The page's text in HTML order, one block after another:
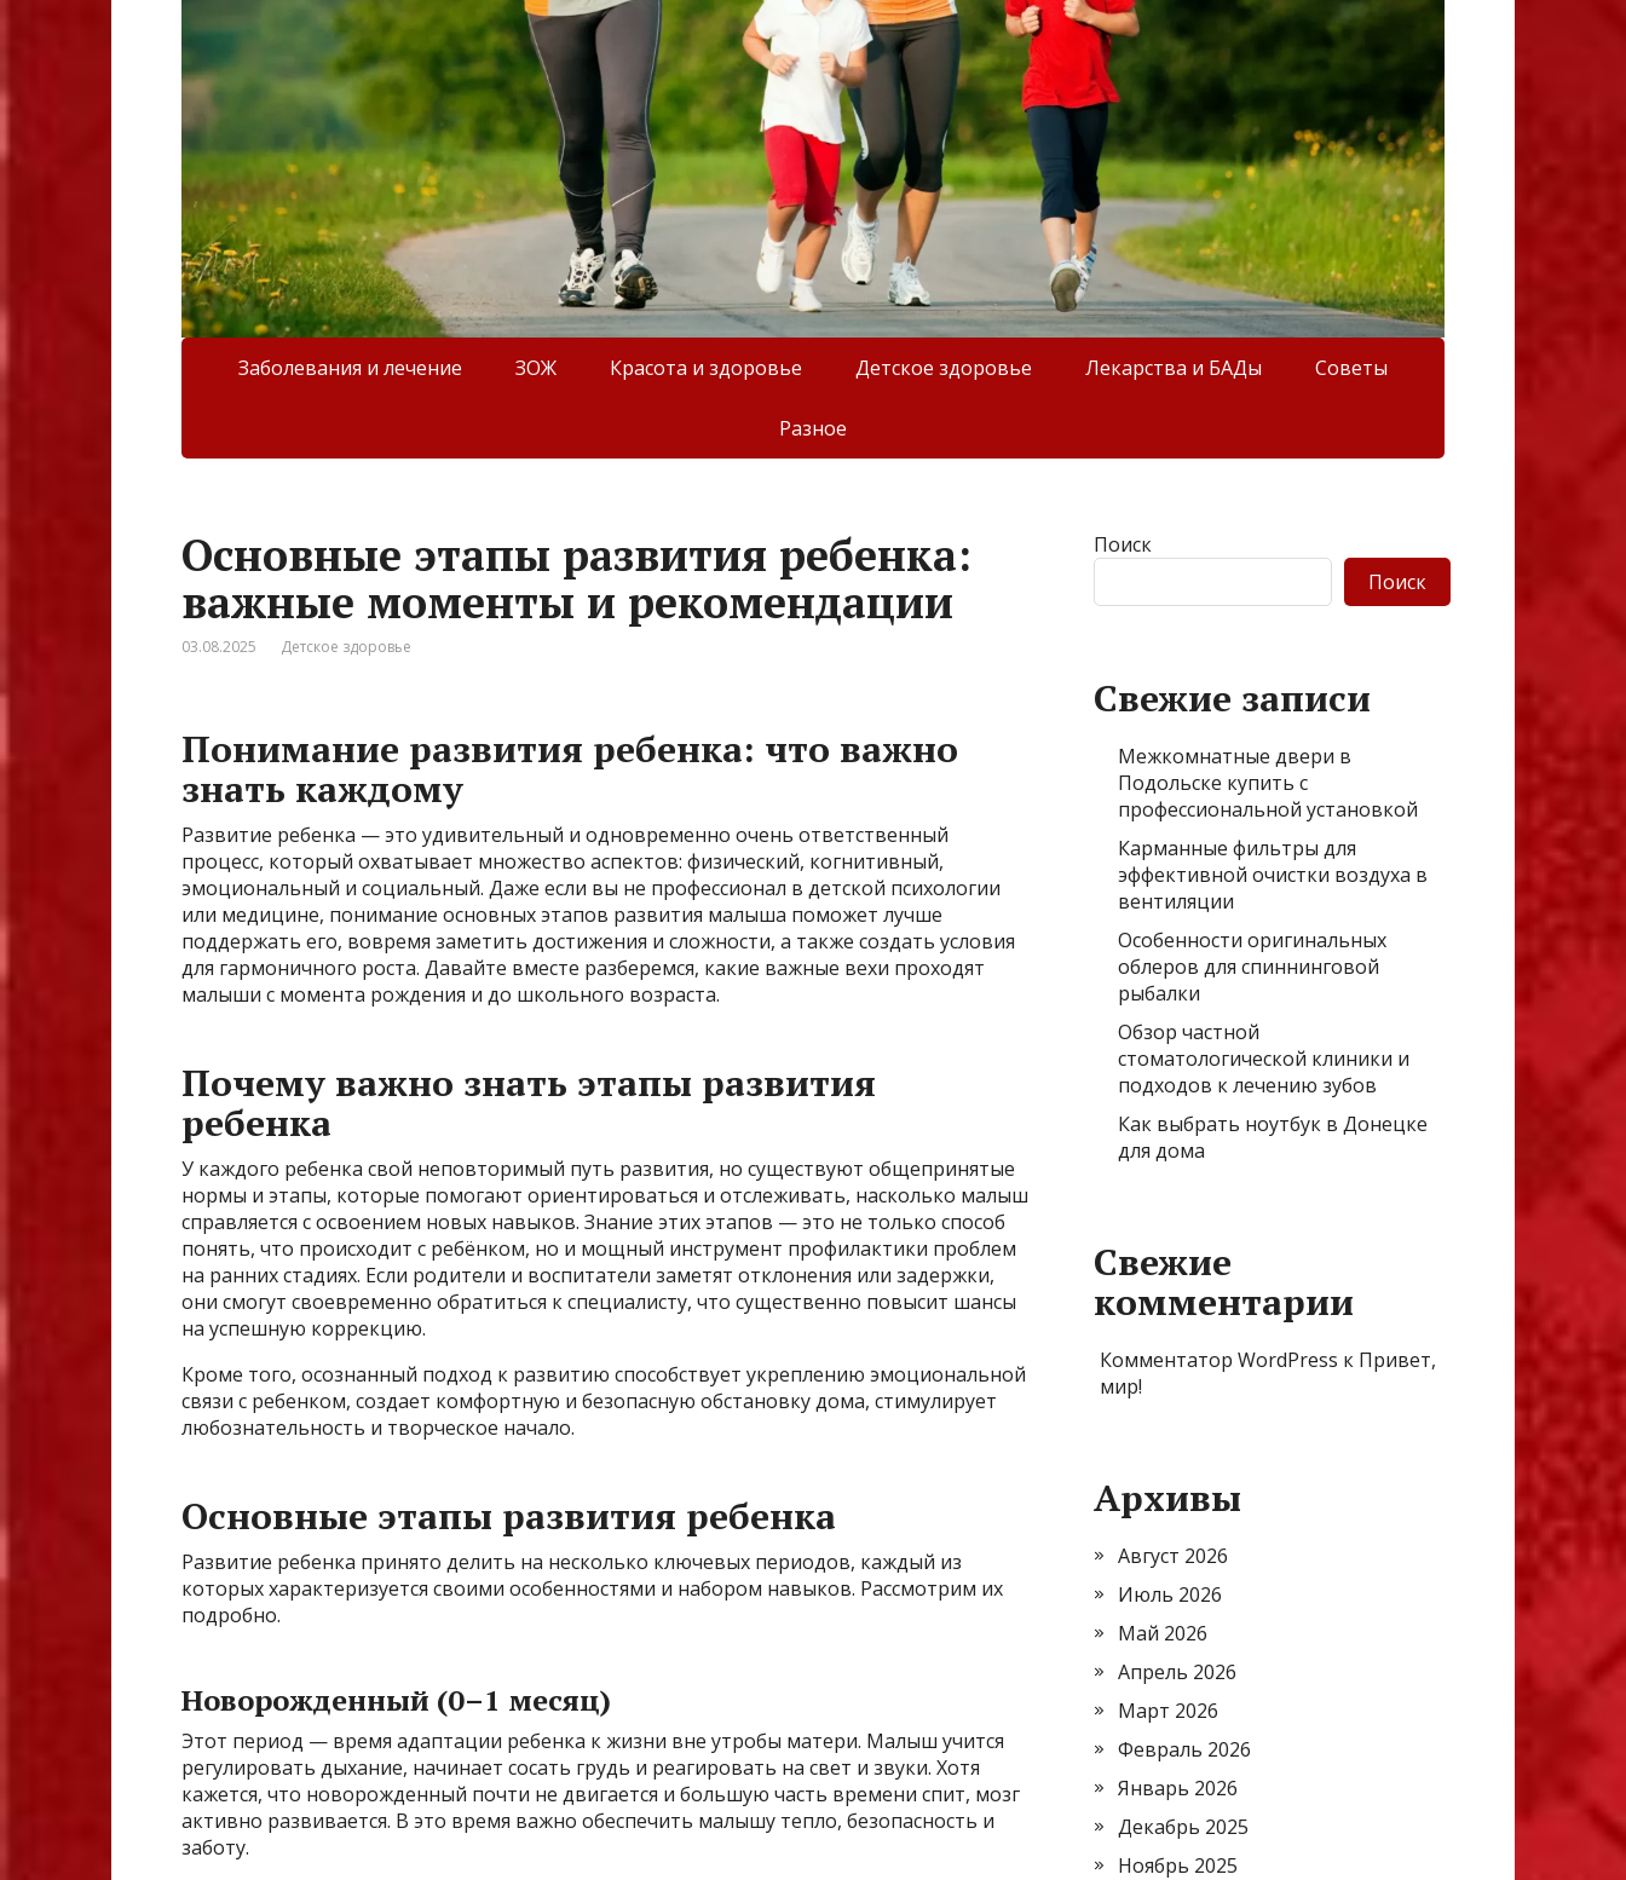
Заболевания и лечение ЗОЖ Красота и здоровье Детское здоровье Лекарства и БАДы Советы
Разное
Основные этапы развития ребенка:
важные моменты и рекомендации
03.08.2025 Детское здоровье
Понимание развития ребенка: что важно
знать каждому
Развитие ребенка — это удивительный и одновременно очень ответственный
процесс, который охватывает множество аспектов: физический, когнитивный,
эмоциональный и социальный. Даже если вы не профессионал в детской психологии
или медицине, понимание основных этапов развития малыша поможет лучше
поддержать его, вовремя заметить достижения и сложности, а также создать условия
для гармоничного роста. Давайте вместе разберемся, какие важные вехи проходят
малыши с момента рождения и до школьного возраста.
Почему важно знать этапы развития
ребенка
У каждого ребенка свой неповторимый путь развития, но существуют общепринятые
нормы и этапы, которые помогают ориентироваться и отслеживать, насколько малыш
справляется с освоением новых навыков. Знание этих этапов — это не только способ
понять, что происходит с ребёнком, но и мощный инструмент профилактики проблем
на ранних стадиях. Если родители и воспитатели заметят отклонения или задержки,
они смогут своевременно обратиться к специалисту, что существенно повысит шансы
на успешную коррекцию.
Кроме того, осознанный подход к развитию способствует укреплению эмоциональной
связи с ребенком, создает комфортную и безопасную обстановку дома, стимулирует
любознательность и творческое начало.
Основные этапы развития ребенка
Развитие ребенка принято делить на несколько ключевых периодов, каждый из
которых характеризуется своими особенностями и набором навыков. Рассмотрим их
подробно.
Новорожденный (0–1 месяц)
Этот период — время адаптации ребенка к жизни вне утробы матери. Малыш учится
регулировать дыхание, начинает сосать грудь и реагировать на свет и звуки. Хотя
кажется, что новорожденный почти не двигается и большую часть времени спит, мозг
активно развивается. В это время важно обеспечить малышу тепло, безопасность и
заботу.
Поиск
Поиск
Свежие записи
Межкомнатные двери в
Подольске купить с
профессиональной установкой
Карманные фильтры для
эффективной очистки воздуха в
вентиляции
Особенности оригинальных
облеров для спиннинговой
рыбалки
Обзор частной
стоматологической клиники и
подходов к лечению зубов
Как выбрать ноутбук в Донецке
для дома
Свежие
комментарии
Комментатор WordPress к Привет,
мир!
Архивы
Август 2026
Июль 2026
Май 2026
Апрель 2026
Март 2026
Февраль 2026
Январь 2026
Декабрь 2025
Ноябрь 2025